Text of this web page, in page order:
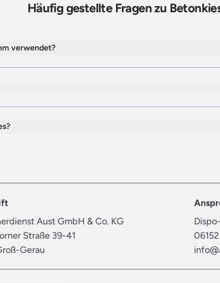
Häufig gestellte Fragen zu
verwendet?
Aust GmbH & Co. KG
Straße 39-41
Gerau